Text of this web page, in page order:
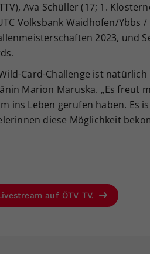
Ava Schüller (17; 1.
Volksbank Waidhofen/Ybbs
2023, und
Card-Challenge ist
Marion Maruska. „Es freut
ins Leben gerufen haben. Es
diese Möglichkeit
auf ÖTV TV.